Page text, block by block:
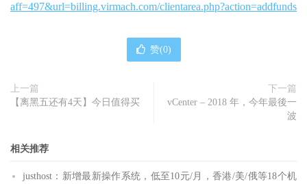
aff=497&url=billing.virmach.com/clientarea.php?action=addfunds
赞(0)
上一篇
【离黑五还有4天】今日值得买
下一篇
vCenter – 2018 年，今年最後一
波
相关推荐
justhost：新增最新操作系统，低至10元/月，香港/美/俄等18个机